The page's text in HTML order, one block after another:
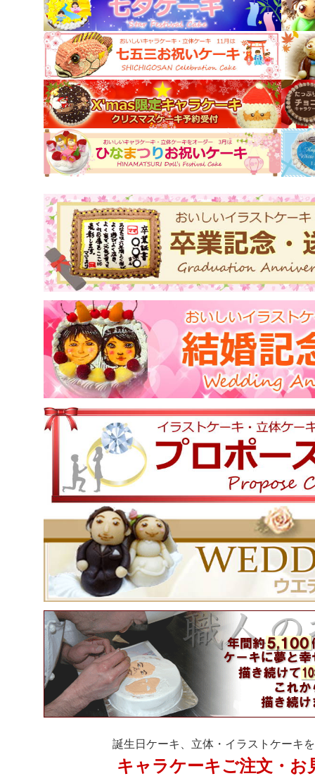
誕生日ケーキ、立体・イラストケーキ
キャラケーキご注文・お